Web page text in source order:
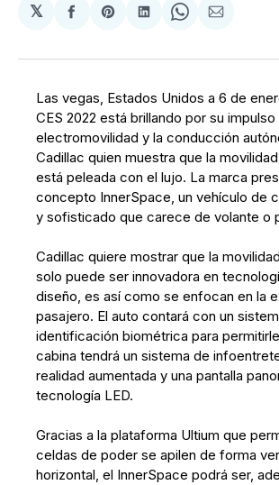
𝕏
Compartir
Facebook
Share
Pinterest
Compartir
LinkedIn
Share
WhatsApp
Email
Las vegas, Estados Unidos a 6 de
CES 2022 está brillando por su impulso
electromovilidad y la conducción
Cadillac quien muestra que la
está peleada con el lujo. La marca
concepto InnerSpace, un vehículo de
y sofisticado que carece de volante o
Cadillac quiere mostrar que la
solo puede ser innovadora en
diseño, es así como se enfocan en la
pasajero. El auto contará con un
identificación biométrica para
cabina tendrá un sistema de
realidad aumentada y una pantalla
tecnología LED.
Gracias a la plataforma Ultium que
celdas de poder se apilen de forma
horizontal, el InnerSpace podrá ser,